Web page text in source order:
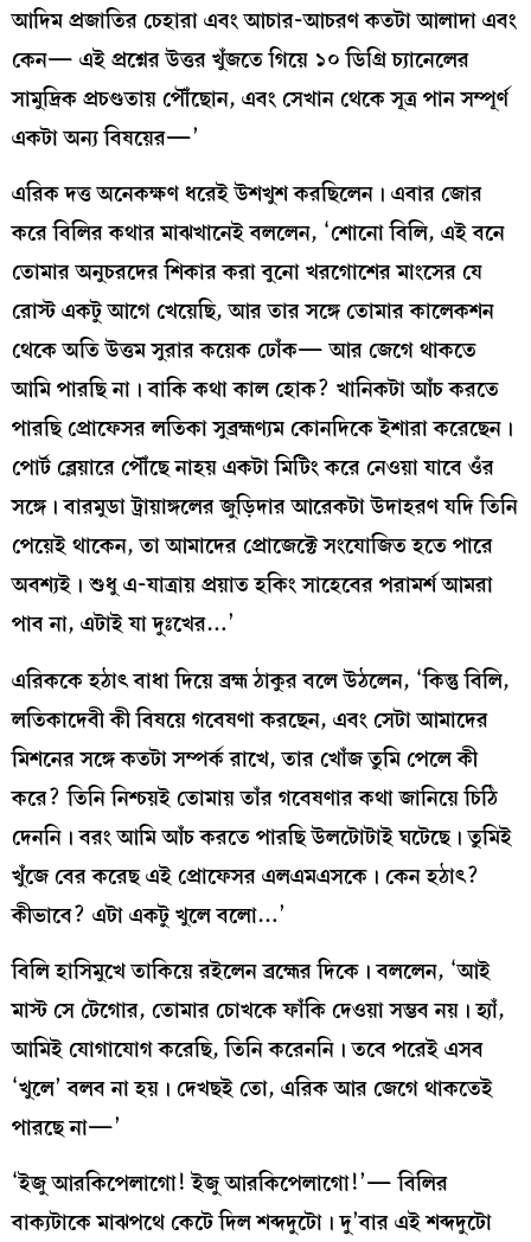
আদিম প্রজাতির চেহারা এবং আচার-আচরণ কতটা আলাদা এবং
কেন— এই প্রশ্নের উত্তর খুঁজতে গিয়ে ১০ ডিগ্রি চ্যানেলের
সামুদ্রিক প্রচণ্ডতায় পৌঁছোন, এবং সেখান থেকে সূত্র পান সম্পূর্ণ
একটা অন্য বিষয়ের—’
এরিক দত্ত অনেকক্ষণ ধরেই উশখুশ করছিলেন। এবার জোর
করে বিলির কথার মাঝখানেই বললেন, ‘শোনো বিলি, এই বনে
তোমার অনুচরদের শিকার করা বুনো খরগোশের মাংসের যে
রোস্ট একটু আগে খেয়েছি, আর তার সঙ্গে তোমার কালেকশন
থেকে অতি উত্তম সুরার কয়েক ঢোঁক— আর জেগে থাকতে
আমি পারছি না। বাকি কথা কাল হোক? খানিকটা আঁচ করতে
পারছি প্রোফেসর লতিকা সুব্রহ্মণ্যম কোনদিকে ইশারা করেছেন।
পোর্ট ব্লেয়ারে পৌঁছে নাহয় একটা মিটিং করে নেওয়া যাবে ওঁর
সঙ্গে। বারমুডা ট্রায়াঙ্গলের জুড়িদার আরেকটা উদাহরণ যদি তিনি
পেয়েই থাকেন, তা আমাদের প্রোজেক্টে সংযোজিত হতে পারে
অবশ্যই। শুধু এ-যাত্রায় প্রয়াত হকিং সাহেবের পরামর্শ আমরা
পাব না, এটাই যা দুঃখের…’
এরিককে হঠাৎ বাধা দিয়ে ব্রহ্ম ঠাকুর বলে উঠলেন, ‘কিন্তু বিলি,
লতিকাদেবী কী বিষয়ে গবেষণা করছেন, এবং সেটা আমাদের
মিশনের সঙ্গে কতটা সম্পর্ক রাখে, তার খোঁজ তুমি পেলে কী
করে? তিনি নিশ্চয়ই তোমায় তাঁর গবেষণার কথা জানিয়ে চিঠি
দেননি। বরং আমি আঁচ করতে পারছি উলটোটাই ঘটেছে। তুমিই
খুঁজে বের করেছ এই প্রোফেসর এলএমএসকে। কেন হঠাৎ?
কীভাবে? এটা একটু খুলে বলো…’
বিলি হাসিমুখে তাকিয়ে রইলেন ব্রহ্মের দিকে। বললেন, ‘আই
মাস্ট সে টেগোর, তোমার চোখকে ফাঁকি দেওয়া সম্ভব নয়। হ্যাঁ,
আমিই যোগাযোগ করেছি, তিনি করেননি। তবে পরেই এসব
‘খুলে’ বলব না হয়। দেখছই তো, এরিক আর জেগে থাকতেই
পারছে না—’
‘ইজু আরকিপেলাগো! ইজু আরকিপেলাগো!’— বিলির
বাক্যটাকে মাঝপথে কেটে দিল শব্দদুটো। দু’বার এই শব্দদুটো